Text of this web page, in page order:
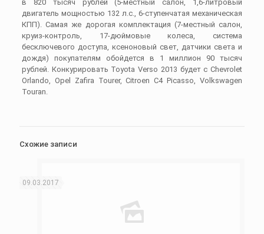
в 820 тысяч рублей (5-местный салон, 1,6-литровый
двигатель мощностью 132 л.с., 6-ступенчатая механическая
КПП). Самая же дорогая комплектация (7-местный салон,
круиз-контроль, 17-дюймовые колеса, система
бесключевого доступа, ксеноновый свет, датчики света и
дождя) покупателям обойдется в 1 миллион 90 тысяч
рублей. Конкурировать Toyota Verso 2013 будет с Chevrolet
Orlando, Opel Zafira Tourer, Citroen C4 Picasso, Volkswagen
Touran.
Схожие записи
09.03.2017